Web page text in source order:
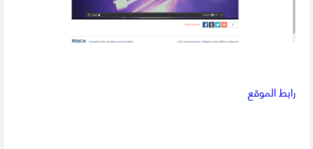
رابط الموقع